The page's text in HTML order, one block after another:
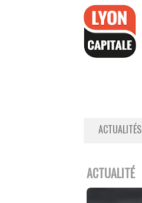
ACTUALITÉS
ACTUALITÉ